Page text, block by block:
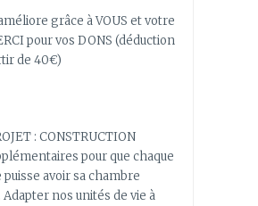
grâce à VOUS et votre
pour vos DONS (déduction
de 40€)
: CONSTRUCTION
pour que chaque
avoir sa chambre
nos unités de vie à